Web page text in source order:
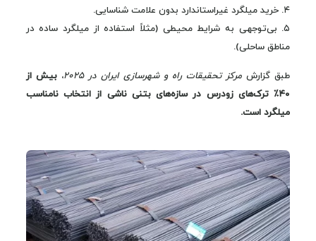
۴. خرید میلگرد غیراستاندارد بدون علامت شناسایی.
۵. بی‌توجهی به شرایط محیطی (مثلاً استفاده از میلگرد ساده در
مناطق ساحلی).
طبق گزارش مرکز تحقیقات راه و شهرسازی ایران در ۲۰۲۵ ،بیش از
۴۰٪ ترک‌های زودرس در سازه‌های بتنی ناشی از انتخاب نامناسب
میلگرد است.